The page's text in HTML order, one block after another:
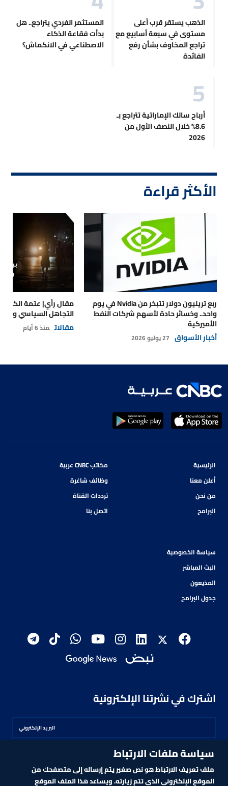
الذهب يستقر قرب أعلى
مستوى في سبعة أسابيع مع
تراجع المخاوف بشأن رفع
الفائدة
المستثمر الفردي يتراجع.. هل
بدأت فقاعة الذكاء
الاصطناعي في الانكماش؟
أرباح سالك الإماراتية تتراجع بـ
8.6% خلال النصف الأول من
2026
الأكثر قراءة
ربع تريليون دولار تتبخر من Nvidia في يوم
واحد.. وخسائر حادة لأسهم شركات النفط
الأميركية
أخبار الأسواق 27 يوليو 2026
مقال رأي| عتمة
التجاهل السياسي
مقالات منذ 6 أيام
الرئيسية
أعلن معنا
من نحن
البرامج
مكاتب CNBC عربية
وظائف شاغرة
ترددات القناة
اتصل بنا
سياسة الخصوصية
البث المباشر
المذيعون
جدول البرامج
اشترك في نشرتنا الإلكترونية
اشترك
سياسة ملفات الارتباط
ملف تعريف الارتباط هو نص صغير يتم إرساله إلى متصفحك من
الموقع الإلكتروني الذي تتم زيارته. ويساعد هذا الملف الموقع